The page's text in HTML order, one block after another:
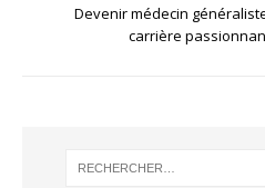
Devenir médecin
carrière